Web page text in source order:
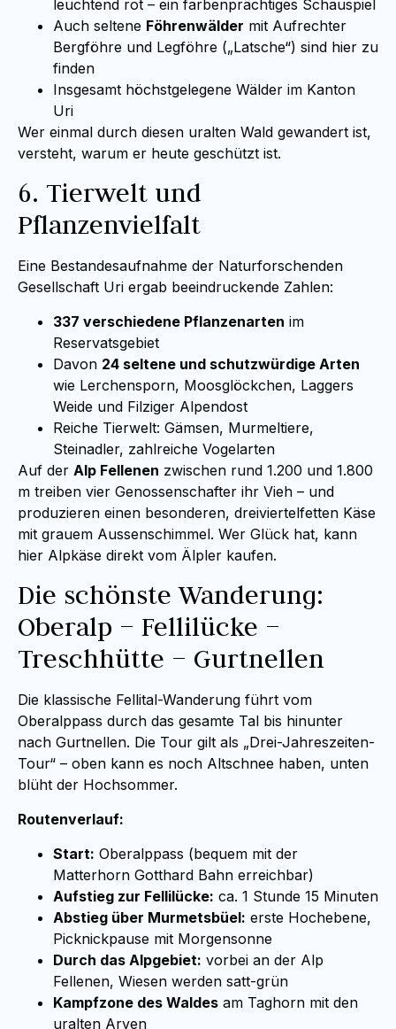
leuchtend rot – ein farbenprächtiges Schauspiel
Auch seltene Föhrenwälder mit Aufrechter
Bergföhre und Legföhre („Latsche“) sind hier zu
finden
Insgesamt höchstgelegene Wälder im Kanton
Uri
Wer einmal durch diesen uralten Wald gewandert ist,
versteht, warum er heute geschützt ist.
6. Tierwelt und
Pflanzenvielfalt
Eine Bestandesaufnahme der Naturforschenden
Gesellschaft Uri ergab beeindruckende Zahlen:
337 verschiedene Pflanzenarten im
Reservatsgebiet
Davon 24 seltene und schutzwürdige Arten
wie Lerchensporn, Moosglöckchen, Laggers
Weide und Filziger Alpendost
Reiche Tierwelt: Gämsen, Murmeltiere,
Steinadler, zahlreiche Vogelarten
Auf der Alp Fellenen zwischen rund 1.200 und 1.800
m treiben vier Genossenschafter ihr Vieh – und
produzieren einen besonderen, dreiviertelfetten Käse
mit grauem Aussenschimmel. Wer Glück hat, kann
hier Alpkäse direkt vom Älpler kaufen.
Die schönste Wanderung:
Oberalp – Fellilücke –
Treschhütte – Gurtnellen
Die klassische Fellital-Wanderung führt vom
Oberalppass durch das gesamte Tal bis hinunter
nach Gurtnellen. Die Tour gilt als „Drei-Jahreszeiten-
Tour“ – oben kann es noch Altschnee haben, unten
blüht der Hochsommer.
Routenverlauf:
Start: Oberalppass (bequem mit der
Matterhorn Gotthard Bahn erreichbar)
Aufstieg zur Fellilücke: ca. 1 Stunde 15 Minuten
Abstieg über Murmetsbüel: erste Hochebene,
Picknickpause mit Morgensonne
Durch das Alpgebiet: vorbei an der Alp
Fellenen, Wiesen werden satt-grün
Kampfzone des Waldes am Taghorn mit den
uralten Arven